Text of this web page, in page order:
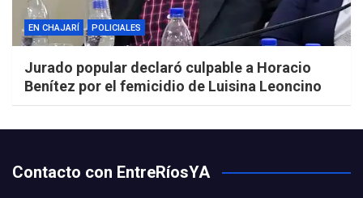
EN CHAJARÍ POLICIALES
Jurado popular declaró culpable a Horacio
Benítez por el femicidio de Luisina Leoncino
Contacto con EntreRíosYA